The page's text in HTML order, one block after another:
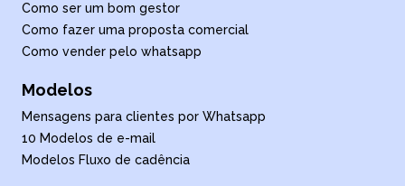
Como ser um bom gestor
Como fazer uma proposta comercial
Como vender pelo whatsapp
Modelos
Mensagens para clientes por Whatsapp
10 Modelos de e-mail
Modelos Fluxo de cadência